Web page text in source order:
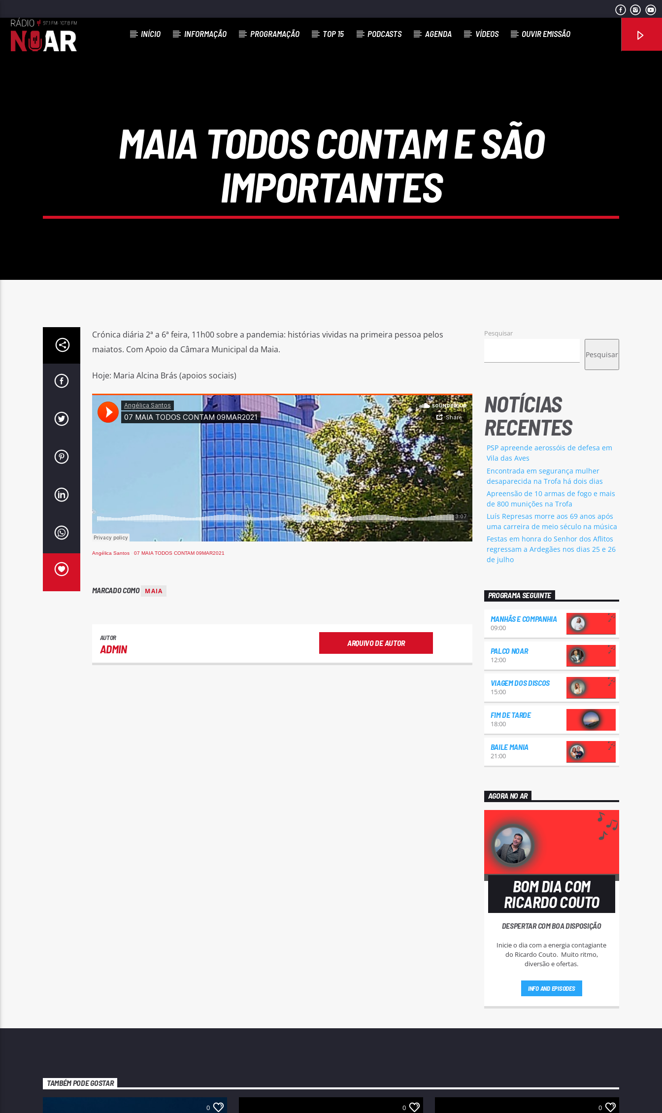
INÍCIO INFORMAÇÃO PROGRAMAÇÃO TOP 15 PODCASTS AGENDA VÍDEOS OUVIR EMISSÃO
MAIA TODOS CONTAM E SÃO
IMPORTANTES
Crónica diária 2ª a 6ª feira, 11h00 sobre a pandemia: histórias vividas na primeira pessoa pelos
maiatos. Com Apoio da Câmara Municipal da Maia.
Hoje: Maria Alcina Brás (apoios sociais)
Angélica Santos· 07 MAIA TODOS CONTAM 09MAR2021
MARCADO COMO MAIA
AUTOR
ADMIN ARQUIVO DE AUTOR
Pesquisar
Pesquisar
NOTÍCIAS
RECENTES
PSP apreende aerossóis de defesa em
Vila das Aves
Encontrada em segurança mulher
desaparecida na Trofa há dois dias
Apreensão de 10 armas de fogo e mais
de 800 munições na Trofa
Luís Represas morre aos 69 anos após
uma carreira de meio século na música
Festas em honra do Senhor dos Aflitos
regressam a Ardegães nos dias 25 e 26
de julho
PROGRAMA SEGUINTE
MANHÃS E COMPANHIA
09:00
PALCO NOAR
12:00
VIAGEM DOS DISCOS
15:00
FIM DE TARDE
18:00
BAILE MANIA
21:00
AGORA NO AR
BOM DIA COM
RICARDO COUTO
DESPERTAR COM BOA DISPOSIÇÃO
Inicie o dia com a energia contagiante
do Ricardo Couto. Muito ritmo,
diversão e ofertas.
INFO AND EPISODES
TAMBÉM PODE GOSTAR
0 0 0